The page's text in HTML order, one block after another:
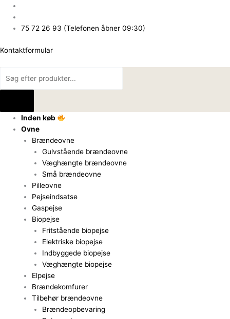
indholdet75 72 26 93 (Telefonen åbner 09:30)
Kontaktformular
Products
search
Inden køb
Ovne
Brændeovne
Gulvstående brændeovne
Væghængte brændeovne
Små brændeovne
Pilleovne
Pejseindsatse
Gaspejse
Biopejse
Fritstående biopejse
Elektriske biopejse
Indbyggede biopejse
Væghængte biopejse
Elpejse
Brændekomfurer
Tilbehør brændeovne
Brændeopbevaring
Products
search